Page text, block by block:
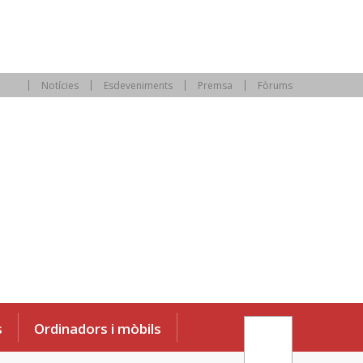
Notícies Esdeveniments Premsa Fòrums
Ordinadors i mòbils